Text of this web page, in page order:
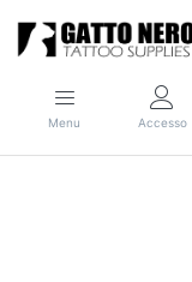
Menu Accesso